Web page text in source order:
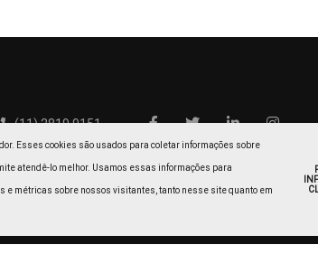
Esses cookies são usados para coletar informações sobre
atendê-lo melhor. Usamos essas informações para
métricas sobre nossos visitantes, tanto nesse site quanto em
(11) 2819 9151